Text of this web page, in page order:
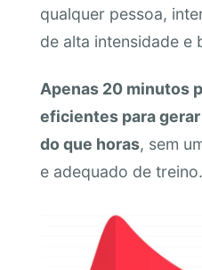
qualquer pessoa,
de alta intensidade e
Apenas 20 minutos
eficientes para
do que horas, sem
e adequado de treino.